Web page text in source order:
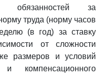
обязанностей за
труда (норму часов
(в год) за ставку
от сложности
размеров и условий
компенсационного